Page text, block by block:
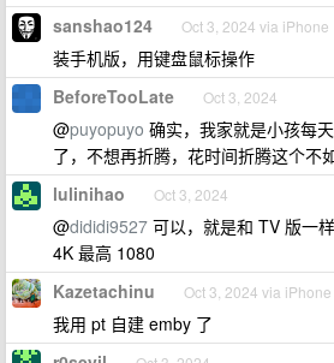
sanshao124 Oct 3, 2024 via iPhone
装手机版，用键盘鼠标操作
BeforeTooLate Oct 3, 2024
@puyopuyo 确实，我家就是小孩每
了，不想再折腾，花时间折腾这个不
lulinihao Oct 3, 2024
@dididi9527 可以，就是和 TV 版一
4K 最高 1080
Kazetachinu Oct 3, 2024 via iPhone
我用 pt 自建 emby 了